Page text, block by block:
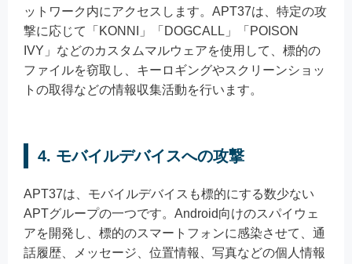
ットワーク内にアクセスします。APT37は、特定の攻
撃に応じて「KONNI」「DOGCALL」「POISON
IVY」などのカスタムマルウェアを使用して、標的の
ファイルを窃取し、キーロギングやスクリーンショッ
トの取得などの情報収集活動を行います。
4. モバイルデバイスへの攻撃
APT37は、モバイルデバイスも標的にする数少ない
APTグループの一つです。Android向けのスパイウェ
アを開発し、標的のスマートフォンに感染させて、通
話履歴、メッセージ、位置情報、写真などの個人情報